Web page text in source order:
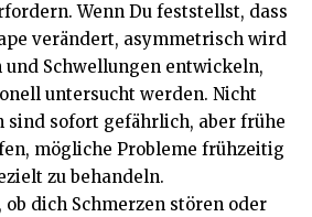
Wenn Du feststellst, dass
verändert, asymmetrisch wird
und Schwellungen entwickeln,
untersucht werden. Nicht
sind sofort gefährlich, aber frühe
mögliche Probleme frühzeitig
zu behandeln.
ob dich Schmerzen stören oder